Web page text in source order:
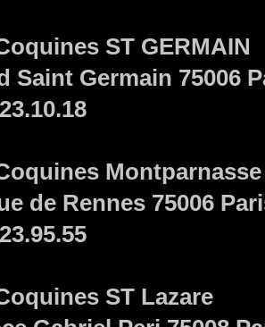
ST GERMAIN
Saint Germain 75006
Montparnasse
de Rennes 75006
ST Lazare